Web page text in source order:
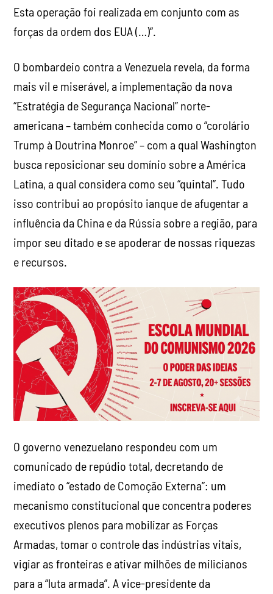
Esta operação foi realizada em conjunto com as
forças da ordem dos EUA (…)”.
O bombardeio contra a Venezuela revela, da forma
mais vil e miserável, a implementação da nova
“Estratégia de Segurança Nacional” norte-
americana – também conhecida como o “corolário
Trump à Doutrina Monroe” – com a qual Washington
busca reposicionar seu domínio sobre a América
Latina, a qual considera como seu “quintal”. Tudo
isso contribui ao propósito ianque de afugentar a
influência da China e da Rússia sobre a região, para
impor seu ditado e se apoderar de nossas riquezas
e recursos.
O governo venezuelano respondeu com um
comunicado de repúdio total, decretando de
imediato o “estado de Comoção Externa”: um
mecanismo constitucional que concentra poderes
executivos plenos para mobilizar as Forças
Armadas, tomar o controle das indústrias vitais,
vigiar as fronteiras e ativar milhões de milicianos
para a “luta armada”. A vice-presidente da